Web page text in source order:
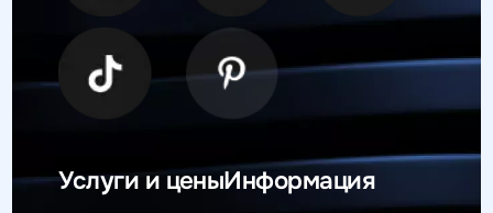
Услуги и ценыИнформация